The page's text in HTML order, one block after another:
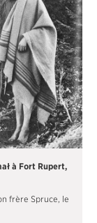
à Fort Rupert,
frère Spruce, le